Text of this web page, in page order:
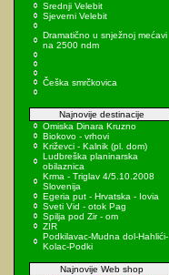
Srednji Velebit
Sjeverni Velebit
Dramatično u snježnoj mećavi
na 2500 ndm
Češka smrčkovica
Najnovije destinacije
Omiska Dinara Kruzno
Biokovo - vrhovi
Križevci - Kalnik (pl. dom)
Ludbreška planinarska
obilaznica
Krma - Triglav 4/5.10.2008
Slovenija
Egeria put - Hrvatska - Iovia
Sveti Vid - otok Pag
Spilja pod Zir - om
ZIR
Podkilavac-Mudna dol-Hahlići-
Kolac-Podki
Najnovije Web shop